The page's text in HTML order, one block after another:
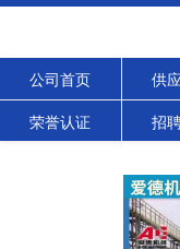
公司首页 供
荣誉认证 招